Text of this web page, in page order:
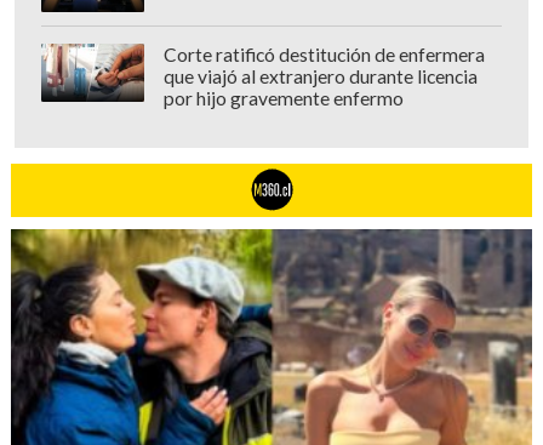
Corte ratificó destitución de enfermera
que viajó al extranjero durante licencia
por hijo gravemente enfermo